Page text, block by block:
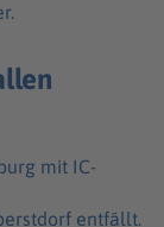
mit IC-
entfällt.